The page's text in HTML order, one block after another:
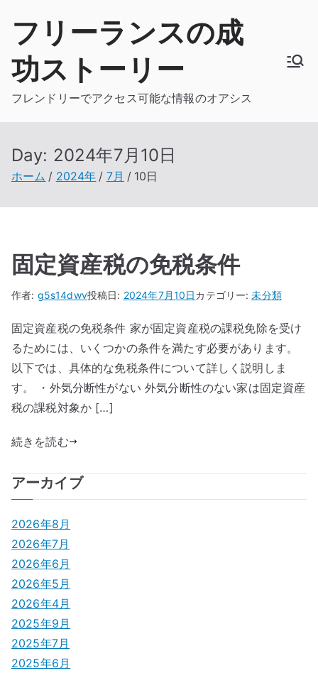
フリーランスの成
功ストーリー
フレンドリーでアクセス可能な情報のオアシス
Day: 2024年7月10日
ホーム 2024年 7月 10日
固定資産税の免税条件
作者: g5s14dwv投稿日: 2024年7月10日カテゴリー:未分類
固定資産税の免税条件 家が固定資産税の課税免除を受け
るためには、いくつかの条件を満たす必要があります。
以下では、具体的な免税条件について詳しく説明しま
す。 ・外気分断性がない 外気分断性のない家は固定資産
税の課税対象か […]
続きを読む
アーカイブ
2026年8月
2026年7月
2026年6月
2026年5月
2026年4月
2025年9月
2025年7月
2025年6月